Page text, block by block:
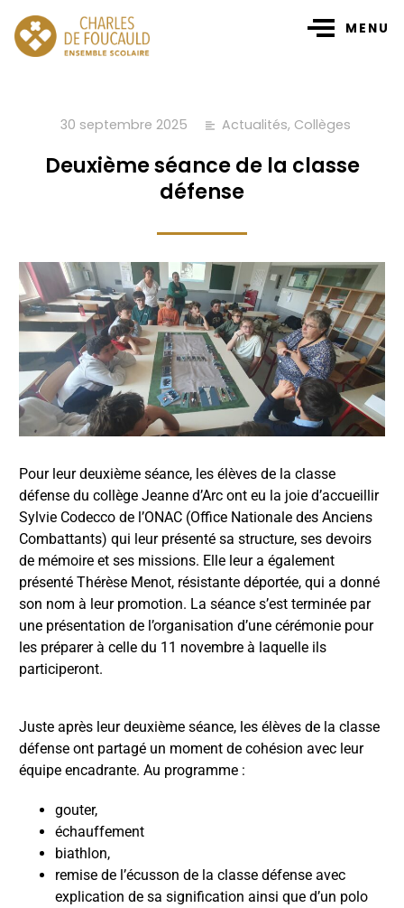
MENU
30 septembre 2025 Actualités, Collèges
Deuxième séance de la classe
défense
Pour leur deuxième séance, les élèves de la classe
défense du collège Jeanne d’Arc ont eu la joie d’accueillir
Sylvie Codecco de l’ONAC (Office Nationale des Anciens
Combattants) qui leur présenté sa structure, ses devoirs
de mémoire et ses missions. Elle leur a également
présenté Thérèse Menot, résistante déportée, qui a donné
son nom à leur promotion. La séance s’est terminée par
une présentation de l’organisation d’une cérémonie pour
les préparer à celle du 11 novembre à laquelle ils
participeront.
Juste après leur deuxième séance, les élèves de la classe
défense ont partagé un moment de cohésion avec leur
équipe encadrante. Au programme :
gouter,
échauffement
biathlon,
remise de l’écusson de la classe défense avec
explication de sa signification ainsi que d’un polo